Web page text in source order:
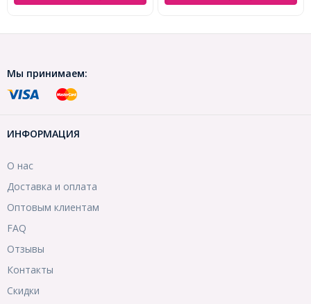
Мы принимаем:
ИНФОРМАЦИЯ
О нас
Доставка и оплата
Оптовым клиентам
FAQ
Отзывы
Контакты
Скидки